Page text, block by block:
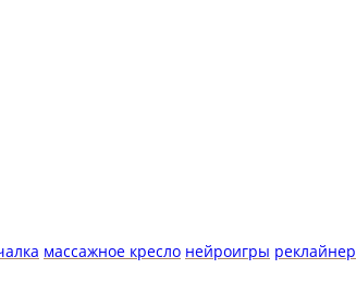
массажное кресло нейроигры реклайнер